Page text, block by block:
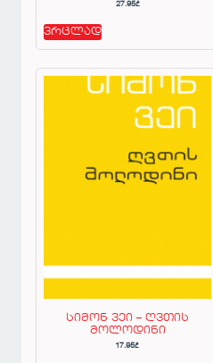
27.95₾
ვრცლად
სიმონ ვეი – ღვთის
მოლოდინი
17.95₾